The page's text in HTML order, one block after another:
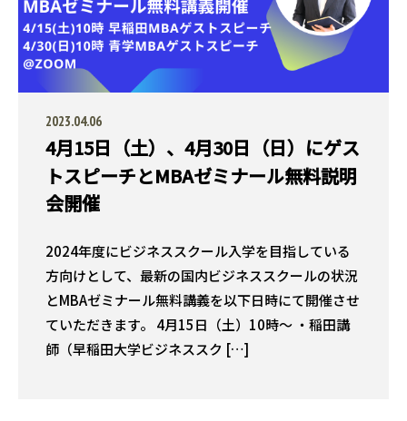
2023.04.06
4月15日（土）、4月30日（日）にゲス
トスピーチとMBAゼミナール無料説明
会開催
2024年度にビジネススクール入学を目指している
方向けとして、最新の国内ビジネススクールの状況
とMBAゼミナール無料講義を以下日時にて開催させ
ていただきます。 4月15日（土）10時〜 ・稲田講
師（早稲田大学ビジネススク […]